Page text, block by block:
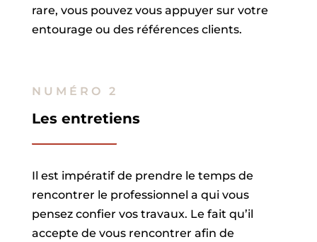
rare, vous pouvez vous appuyer sur votre
entourage ou des références clients.
NUMÉRO 2
Les entretiens
Il est impératif de prendre le temps de
rencontrer le professionnel a qui vous
pensez confier vos travaux. Le fait qu’il
accepte de vous rencontrer afin de